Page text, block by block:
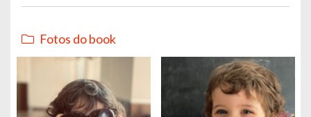
Fotos do book